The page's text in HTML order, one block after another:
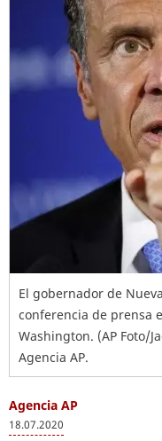
El gobernador de
conferencia de prensa
Washington. (AP Foto/
Agencia AP.
Agencia AP
18.07.2020